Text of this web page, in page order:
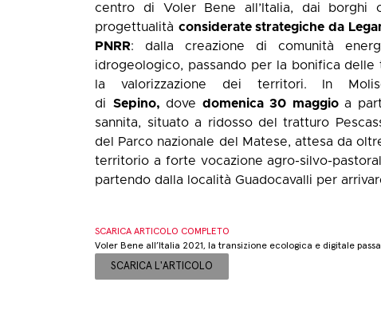
centro di Voler Bene all’Italia, dai borghi
progettualità considerate strategiche da
PNRR: dalla creazione di comunità
idrogeologico, passando per la bonifica
la valorizzazione dei territori. In
di Sepino, dovedomenica 30 maggioa
sannita, situato a ridosso del tratturo
del Parco nazionale del Matese, attesa da
territorio a forte vocazione agro-silvo-
partendo dalla località Guadocavalli per
SCARICA ARTICOLO COMPLETO
Voler Bene all’Italia 2021, la transizione ecologica e digitale
SCARICA L'ARTICOLO